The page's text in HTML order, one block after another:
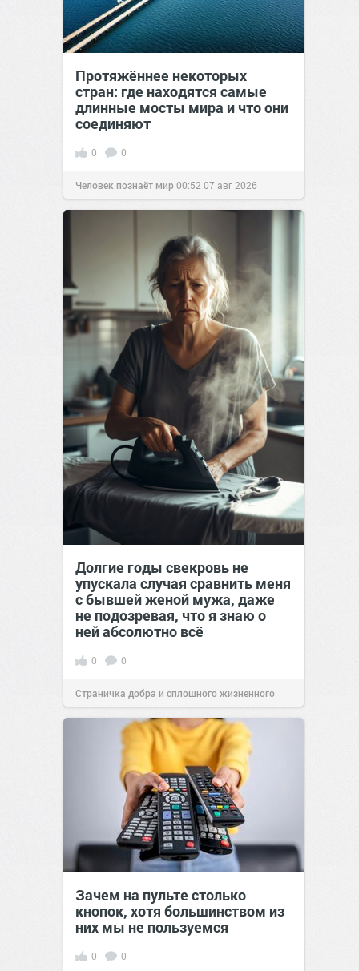
Протяжённее некоторых
стран: где находятся самые
длинные мосты мира и что они
соединяют
0 0
Человек познаёт мир00:52 07 авг 2026
Долгие годы свекровь не
упускала случая сравнить меня
с бывшей женой мужа, даже
не подозревая, что я знаю о
ней абсолютно всё
0 0
Страничка добра и сплошного жизненного
позитива!00:2907 авг 2026
Зачем на пульте столько
кнопок, хотя большинством из
них мы не пользуемся
0 0